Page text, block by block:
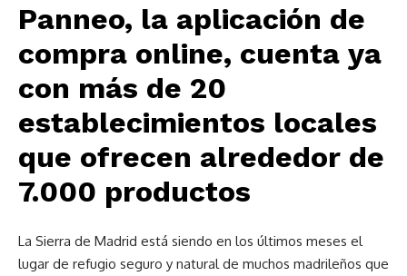
Panneo, la aplicación de
compra online, cuenta ya
con más de 20
establecimientos locales
que ofrecen alrededor de
7.000 productos
La Sierra de Madrid está siendo en los últimos meses el
lugar de refugio seguro y natural de muchos madrileños que